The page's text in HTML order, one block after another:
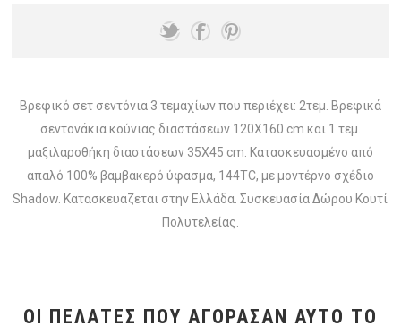
Βρεφικό σετ σεντόνια 3 τεμαχίων που περιέχει: 2τεμ. Βρεφικά
σεντονάκια κούνιας διαστάσεων 120Χ160 cm και 1 τεμ.
μαξιλαροθήκη διαστάσεων 35Χ45 cm. Κατασκευασμένο από
απαλό 100% βαμβακερό ύφασμα, 144TC, με μοντέρνο σχέδιο
Shadow. Κατασκευάζεται στην Ελλάδα. Συσκευασία Δώρου Κουτί
Πολυτελείας.
ΟΙ ΠΕΛΆΤΕΣ ΠΟΥ ΑΓΌΡΑΣΑΝ ΑΥΤΌ ΤΟ